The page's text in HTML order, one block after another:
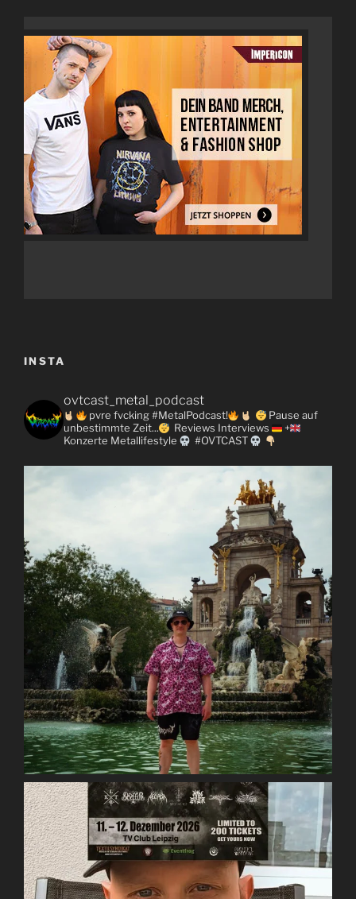
INSTA
ovtcast_metal_podcast
pvre fvcking #MetalPodcast!
Pause auf
unbestimmte Zeit...
Reviews Interviews
+
Konzerte Metallifestyle #OVTCAST